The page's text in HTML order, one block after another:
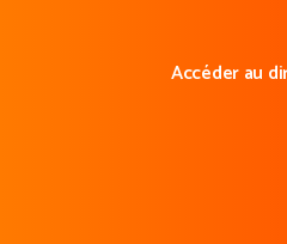
Accéder au